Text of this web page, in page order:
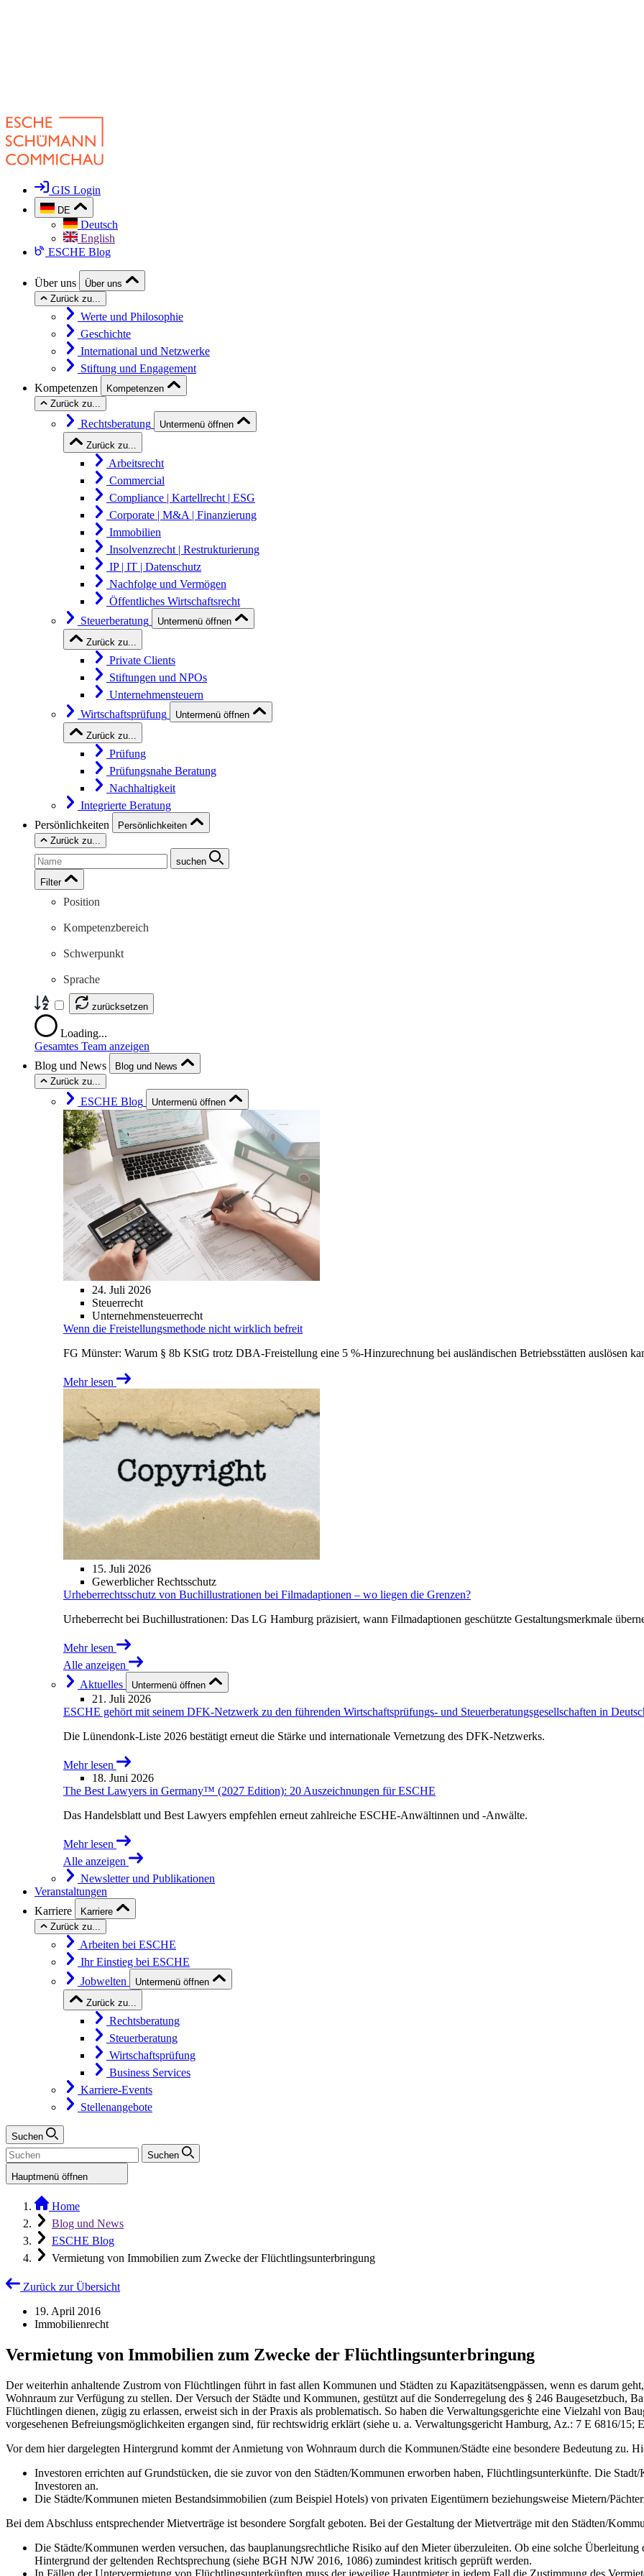
GIS Login
DE
Deutsch
English
ESCHE Blog
Über uns
Über uns
Zurück zu...
Werte und Philosophie
Geschichte
International und Netzwerke
Stiftung und Engagement
Kompetenzen
Kompetenzen
Zurück zu...
Rechtsberatung
Untermenü öffnen
Zurück zu...
Arbeitsrecht
Commercial
Compliance | Kartellrecht | ESG
Corporate | M&A | Finanzierung
Immobilien
Insolvenzrecht | Restrukturierung
IP | IT | Datenschutz
Nachfolge und Vermögen
Öffentliches Wirtschaftsrecht
Steuerberatung
Untermenü öffnen
Zurück zu...
Private Clients
Stiftungen und NPOs
Unternehmensteuern
Wirtschaftsprüfung
Untermenü öffnen
Zurück zu...
Prüfung
Prüfungsnahe Beratung
Nachhaltigkeit
Integrierte Beratung
Persönlichkeiten
Persönlichkeiten
Zurück zu...
suchen
Filter
Position
Kompetenzbereich
Schwerpunkt
Sprache
zurücksetzen
Loading...
Gesamtes Team anzeigen
Blog und News
Blog und News
Zurück zu...
ESCHE Blog Untermenü öffnen
24. Juli 2026
Steuerrecht
Unternehmensteuerrecht
Wenn die Freistellungsmethode nicht wirklich befreit
FG Münster: Warum § 8b KStG trotz DBA-Freistellung eine 5 %-Hinzurechnung bei ausländischen Betriebsstätten auslösen
Mehr lesen
15. Juli 2026
Gewerblicher Rechtsschutz
Urheberrechtsschutz von Buchillustrationen bei Filmadaptionen – wo liegen die Grenzen?
Urheberrecht bei Buchillustrationen: Das LG Hamburg präzisiert, wann Filmadaptionen geschützte Gestaltungsmerkmale
Mehr lesen
Alle anzeigen
Aktuelles
Untermenü öffnen
21. Juli 2026
ESCHE gehört mit seinem DFK-Netzwerk zu den führenden Wirtschaftsprüfungs- und Steuerberatungsgesellschaften in
Die Lünendonk-Liste 2026 bestätigt erneut die Stärke und internationale Vernetzung des DFK-Netzwerks.
Mehr lesen
18. Juni 2026
The Best Lawyers in Germany™ (2027 Edition): 20 Auszeichnungen für ESCHE
Das Handelsblatt und Best Lawyers empfehlen erneut zahlreiche ESCHE-Anwältinnen und -Anwälte.
Mehr lesen
Alle anzeigen
Newsletter und Publikationen
Veranstaltungen
Karriere
Karriere
Zurück zu...
Arbeiten bei ESCHE
Ihr Einstieg bei ESCHE
Jobwelten
Untermenü öffnen
Zurück zu...
Rechtsberatung
Steuerberatung
Wirtschaftsprüfung
Business Services
Karriere-Events
Stellenangebote
Suchen
Suchen
Hauptmenü öffnen
Home
Blog und News
ESCHE Blog
Vermietung von Immobilien zum Zwecke der Flüchtlingsunterbringung
Zurück zur Übersicht
19. April 2016
Immobilienrecht
Vermietung von Immobilien zum Zwecke der Flüchtlingsunterbringung
Der weiterhin anhaltende Zustrom von Flüchtlingen führt in fast allen Kommunen und Städten zu Kapazitätsengpässen, wenn es darum
Wohnraum zur Verfügung zu stellen. Der Versuch der Städte und Kommunen, gestützt auf die Sonderregelung des § 246 Baugesetzbuch,
Flüchtlingen dienen, zügig zu erlassen, erweist sich in der Praxis als problematisch. So haben die Verwaltungsgerichte eine Vielzahl von
vorgesehenen Befreiungsmöglichkeiten ergangen sind, für rechtswidrig erklärt (siehe u. a. Verwaltungsgericht Hamburg, Az.: 7 E 6816/15;
Vor dem hier dargelegten Hintergrund kommt der Anmietung von Wohnraum durch die Kommunen/Städte eine besondere Bedeutung zu.
Investoren errichten auf Grundstücken, die sie zuvor von den Städten/Kommunen erworben haben, Flüchtlingsunterkünfte. Die
Investoren an.
Die Städte/Kommunen mieten Bestandsimmobilien (zum Beispiel Hotels) von privaten Eigentümern beziehungsweise Mietern/
Bei dem Abschluss entsprechender Mietverträge ist besondere Sorgfalt geboten. Bei der Gestaltung der Mietverträge mit den Städten/
Die Städte/Kommunen werden versuchen, das bauplanungsrechtliche Risiko auf den Mieter überzuleiten. Ob eine solche
Hintergrund der geltenden Rechtsprechung (siehe BGH NJW 2016, 1086) zumindest kritisch geprüft werden.
In Fällen der Untervermietung von Flüchtlingsunterkünften muss der jeweilige Hauptmieter in jedem Fall die Zustimmung des